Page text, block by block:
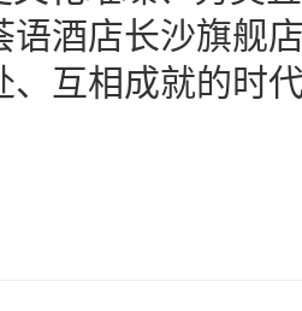
语酒店长沙旗舰
、互相成就的时